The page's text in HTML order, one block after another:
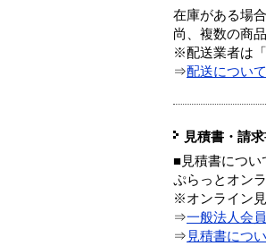
在庫がある場
尚、複数の商
※配送業者は
⇒配送につい
見積書・請
■見積書につい
ぷらっとオン
※オンライン
⇒一般法人会
⇒ 見積書につ